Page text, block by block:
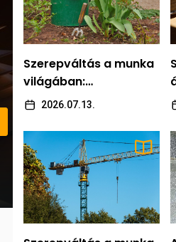
ÁLLÁS
Szerepváltás a munka
Szerepváltás a munka
világában:
álláslehetőségek
2026.07.13.